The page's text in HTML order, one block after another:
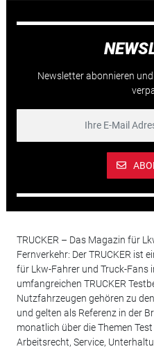
Newsletter abonnieren
TRUCKER – Das Magazin für
Fernverkehr: Der TRUCKER ist
für Lkw-Fahrer und Truck-Fans
umfangreichen TRUCKER
Nutzfahrzeugen gehören zu
und gelten als Referenz in der
monatlich über die Themen
Arbeitsrecht, Service,